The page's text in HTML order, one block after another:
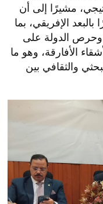
مشيرًا إلى أن
الإفريقي، بما
وحرص الدولة على
الأفارقة، وهو ما
والثقافي بين